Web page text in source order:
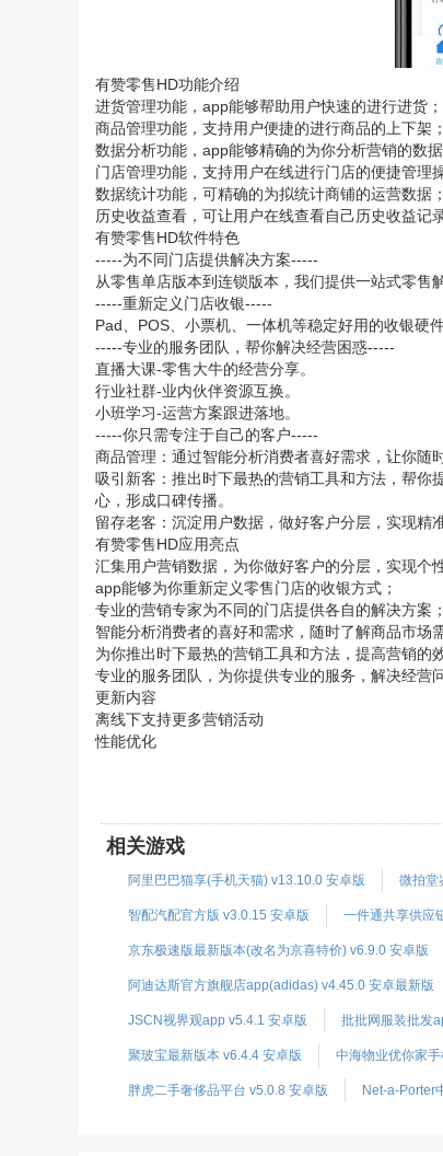
有赞零售HD功能介绍
进货管理功能，app能够帮助用户快速的进行进货；
商品管理功能，支持用户便捷的进行商品的上下架；
数据分析功能，app能够精确的为你分析营销的数据
门店管理功能，支持用户在线进行门店的便捷管理
数据统计功能，可精确的为拟统计商铺的运营数据；
历史收益查看，可让用户在线查看自己历史收益记录
有赞零售HD软件特色
-----为不同门店提供解决方案-----
从零售单店版本到连锁版本，我们提供一站式零售
-----重新定义门店收银-----
Pad、POS、小票机、一体机等稳定好用的收银硬
-----专业的服务团队，帮你解决经营困惑-----
直播大课-零售大牛的经营分享。
行业社群-业内伙伴资源互换。
小班学习-运营方案跟进落地。
-----你只需专注于自己的客户-----
商品管理：通过智能分析消费者喜好需求，让你随
吸引新客：推出时下最热的营销工具和方法，帮你
心，形成口碑传播。
留存老客：沉淀用户数据，做好客户分层，实现精
有赞零售HD应用亮点
汇集用户营销数据，为你做好客户的分层，实现个
app能够为你重新定义零售门店的收银方式；
专业的营销专家为不同的门店提供各自的解决方案；
智能分析消费者的喜好和需求，随时了解商品市场
为你推出时下最热的营销工具和方法，提高营销的
专业的服务团队，为你提供专业的服务，解决经营问
更新内容
离线下支持更多营销活动
性能优化
相关游戏
阿里巴巴猫享(手机天猫) v13.10.0 安卓版 微拍堂
智配汽配官方版 v3.0.15 安卓版 一件通共享供应
京东极速版最新版本(改名为京喜特价) v6.9.0 安卓版
阿迪达斯官方旗舰店app(adidas) v4.45.0 安卓最新版
JSCN视界观app v5.4.1 安卓版 批批网服装批发
聚玻宝最新版本 v6.4.4 安卓版 中海物业优你家
胖虎二手奢侈品平台 v5.0.8 安卓版 Net-a-Porter